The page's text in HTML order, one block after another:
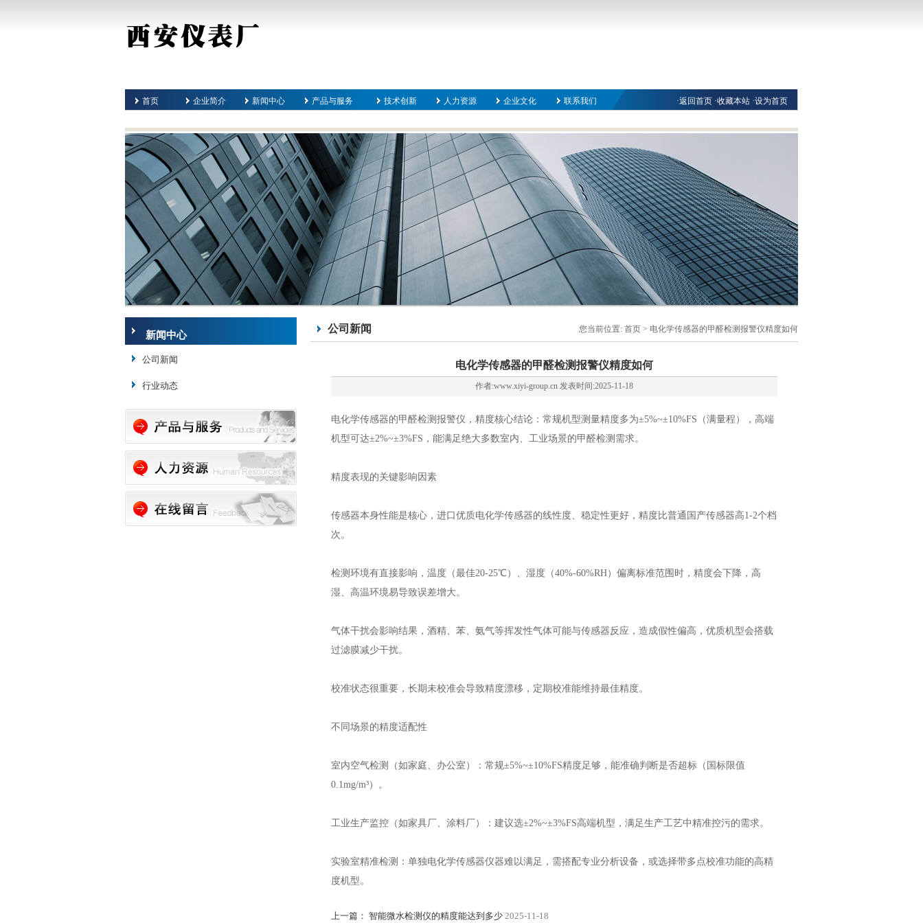
首页 企业简介 新闻中心 产品与服务 技术创新 人力资源 企业文化 联系我们 ·返回首页 ·收藏本站 ·设为首页
新闻中心
公司新闻
行业动态
公司新闻 您当前位置: 首页 > 电化学传感器的甲醛检测报警仪精度如何
电化学传感器的甲醛检测报警仪精度如何
作者:www.xiyi-group.cn 发表时间:2025-11-18
电化学传感器的甲醛检测报警仪，精度核心结论：常规机型测量精度多为±5%~±10%FS（满量程），高端
机型可达±2%~±3%FS，能满足绝大多数室内、工业场景的甲醛检测需求。
精度表现的关键影响因素
传感器本身性能是核心，进口优质电化学传感器的线性度、稳定性更好，精度比普通国产传感器高1-2个档
次。
检测环境有直接影响，温度（最佳20-25℃）、湿度（40%-60%RH）偏离标准范围时，精度会下降，高
湿、高温环境易导致误差增大。
气体干扰会影响结果，酒精、苯、氨气等挥发性气体可能与传感器反应，造成假性偏高，优质机型会搭载
过滤膜减少干扰。
校准状态很重要，长期未校准会导致精度漂移，定期校准能维持最佳精度。
不同场景的精度适配性
室内空气检测（如家庭、办公室）：常规±5%~±10%FS精度足够，能准确判断是否超标（国标限值
0.1mg/m³）。
工业生产监控（如家具厂、涂料厂）：建议选±2%~±3%FS高端机型，满足生产工艺中精准控污的需求。
实验室精准检测：单独电化学传感器仪器难以满足，需搭配专业分析设备，或选择带多点校准功能的高精
度机型。
上一篇： 智能微水检测仪的精度能达到多少 2025-11-18